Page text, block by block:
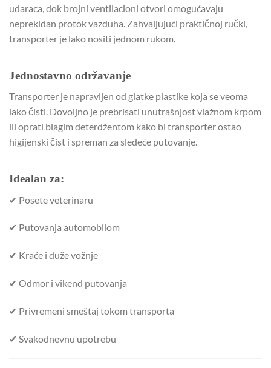
udaraca, dok brojni ventilacioni otvori omogućavaju
neprekidan protok vazduha. Zahvaljujući praktičnoj ručki,
transporter je lako nositi jednom rukom.
Jednostavno održavanje
Transporter je napravljen od glatke plastike koja se veoma
lako čisti. Dovoljno je prebrisati unutrašnjost vlažnom krpom
ili oprati blagim deterdžentom kako bi transporter ostao
higijenski čist i spreman za sledeće putovanje.
Idealan za:
✔ Posete veterinaru
✔ Putovanja automobilom
✔ Kraće i duže vožnje
✔ Odmor i vikend putovanja
✔ Privremeni smeštaj tokom transporta
✔ Svakodnevnu upotrebu